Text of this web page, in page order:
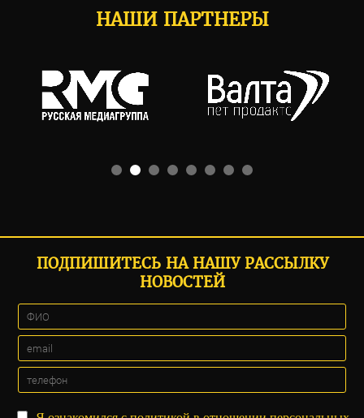
НАШИ ПАРТНЕРЫ
ПОДПИШИТЕСЬ НА НАШУ РАССЫЛКУ
НОВОСТЕЙ